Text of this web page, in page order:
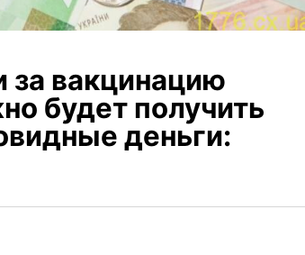
за вакцинацию
будет получить
деньги: